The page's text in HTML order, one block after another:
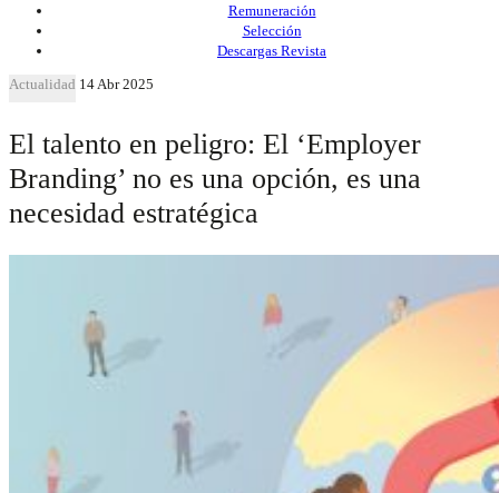
Remuneración
Selección
Descargas Revista
Actualidad 14 Abr 2025
El talento en peligro: El ‘Employer
Branding’ no es una opción, es una
necesidad estratégica